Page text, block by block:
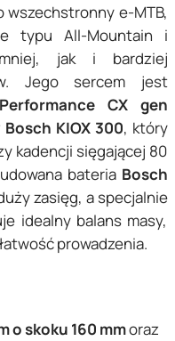
wszechstronny e-MTB,
typu All-Mountain i
jak i bardziej
Jego sercem jest
CX gen
Bosch KIOX 300, który
kadencji sięgającej 80
bateria Bosch
zasięg, a specjalnie
idealny balans masy,
prowadzenia.
o skoku 160 mmoraz